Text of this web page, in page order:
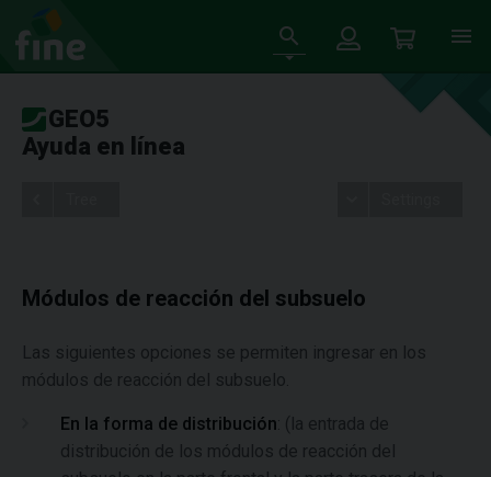
GEO5
Ayuda en línea
Módulos de reacción del subsuelo
Las siguientes opciones se permiten ingresar en los
módulos de reacción del subsuelo.
En la forma de distribución : (la entrada de
distribución de los módulos de reacción del